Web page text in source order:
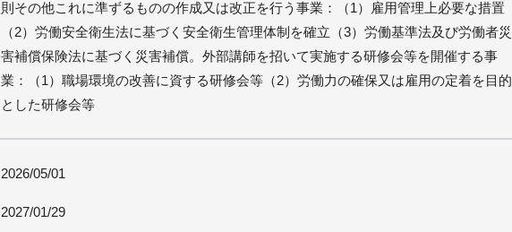
則その他これに準ずるものの作成又は改正を行う事業：（1）雇用管理上必要な措置
（2）労働安全衛生法に基づく安全衛生管理体制を確立（3）労働基準法及び労働者災
害補償保険法に基づく災害補償。外部講師を招いて実施する研修会等を開催する事
業：（1）職場環境の改善に資する研修会等（2）労働力の確保又は雇用の定着を目的
とした研修会等
2026/05/01
2027/01/29